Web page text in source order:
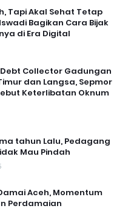
Tapi Akal Sehat Tetap
Bagikan Cara Bijak
di Era Digital
Collector Gadungan
dan Langsa, Sepmor
Keterlibatan Oknum
tahun Lalu, Pedagang
Mau Pindah
Aceh, Momentum
Perdamaian